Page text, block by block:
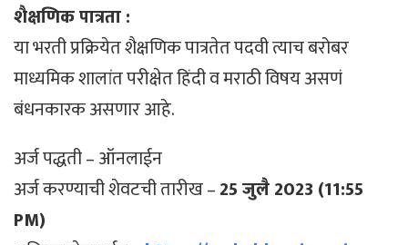
शैक्षणिक पात्रता :
या भरती प्रक्रियेत शैक्षणिक पात्रतेत पदवी त्याच बरोबर
माध्यमिक शालांत परीक्षेत हिंदी व मराठी विषय असणं
बंधनकारक असणार आहे.
अर्ज पद्धती – ऑनलाईन
अर्ज करण्याची शेवटची तारीख –25 जुलै 2023 (11:55
PM)